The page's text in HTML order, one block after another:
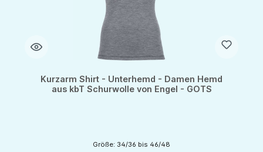
Kurzarm Shirt - Unterhemd - Damen Hemd
aus kbT Schurwolle von Engel - GOTS
Größe: 34/36 bis 46/48